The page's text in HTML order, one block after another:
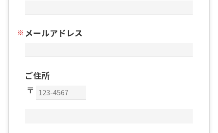
メールアドレス
ご住所